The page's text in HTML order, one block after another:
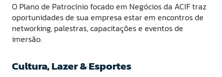
O Plano de Patrocínio focado em Negócios da ACIF traz
oportunidades de sua empresa estar em encontros de
networking, palestras, capacitações e eventos de
imersão.
Cultura, Lazer & Esportes